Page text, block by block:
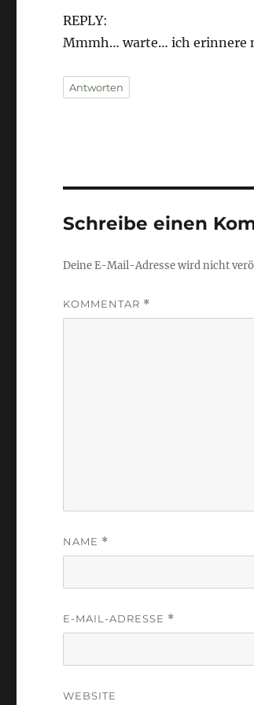
REPLY:
Mmmh… warte… ich erinnere
Antworten
Schreibe einen
Deine E-Mail-Adresse wird nicht
KOMMENTAR *
NAME *
E-MAIL-ADRESSE *
WEBSITE